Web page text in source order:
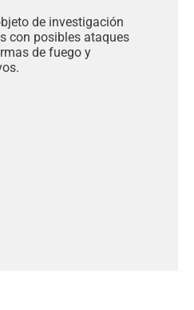
de investigación
con posibles ataques
de fuego y